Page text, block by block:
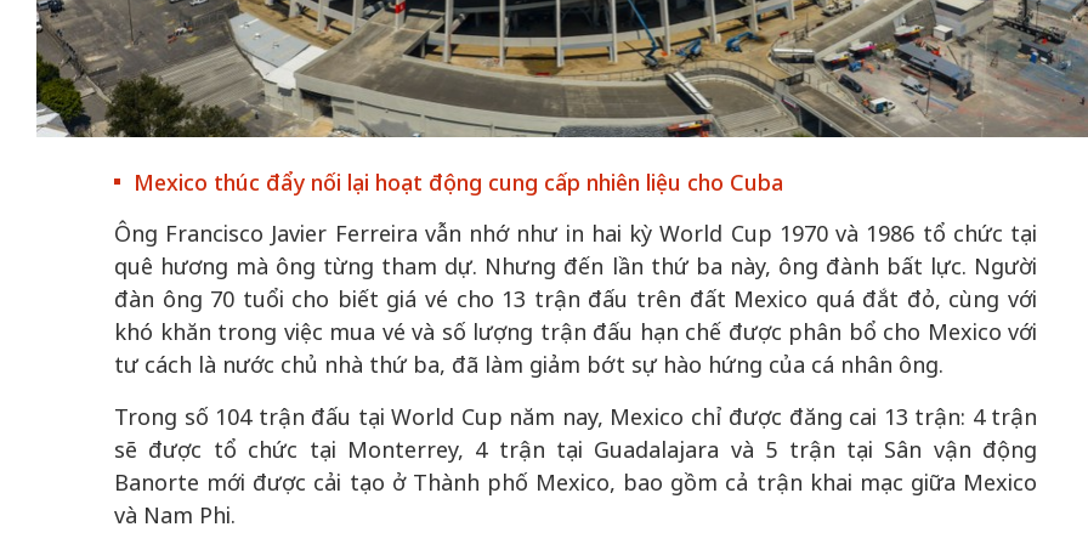
Mexico thúc đẩy nối lại hoạt động cung cấp nhiên liệu cho Cuba
Ông Francisco Javier Ferreira vẫn nhớ như in hai kỳ World Cup 1970 và 1986 tổ chức tại
quê hương mà ông từng tham dự. Nhưng đến lần thứ ba này, ông đành bất lực. Người
đàn ông 70 tuổi cho biết giá vé cho 13 trận đấu trên đất Mexico quá đắt đỏ, cùng với
khó khăn trong việc mua vé và số lượng trận đấu hạn chế được phân bổ cho Mexico với
tư cách là nước chủ nhà thứ ba, đã làm giảm bớt sự hào hứng của cá nhân ông.
Trong số 104 trận đấu tại World Cup năm nay, Mexico chỉ được đăng cai 13 trận: 4 trận
sẽ được tổ chức tại Monterrey, 4 trận tại Guadalajara và 5 trận tại Sân vận động
Banorte mới được cải tạo ở Thành phố Mexico, bao gồm cả trận khai mạc giữa Mexico
và Nam Phi.
nhập UNESCO - Khơi
vị thế kiến tạo | Kỳ 2:
Chuyển hóa hợp tác
thành động lực phát
triển
không gian phát triển
mới - Kỳ 5: Thủ đô qua
lăng kính số hóa
nhập UNESCO: Khơi
định hình vị thế kiến
tạo | Kỳ 4: Sáng kiến
làm nên diện mạo mới
định hình vị
tạo | Kỳ 3:
quốc tế bằng
Việt Nam